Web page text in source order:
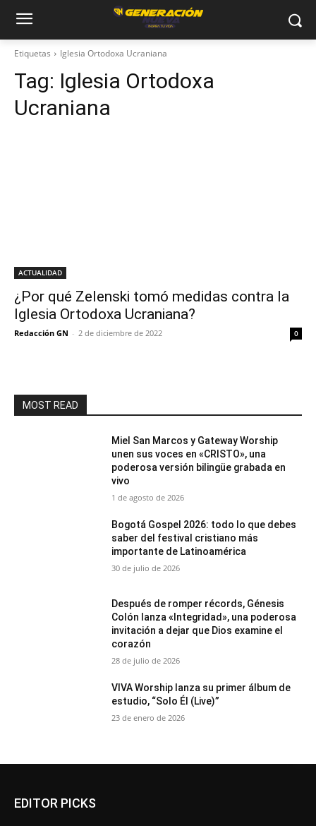
Etiquetas Iglesia Ortodoxa Ucraniana
Tag: Iglesia Ortodoxa
Ucraniana
ACTUALIDAD
¿Por qué Zelenski tomó medidas contra la
Iglesia Ortodoxa Ucraniana?
Redacción GN - 2 de diciembre de 2022 0
MOST READ
Miel San Marcos y Gateway Worship
unen sus voces en «CRISTO», una
poderosa versión bilingüe grabada en
vivo
1 de agosto de 2026
Bogotá Gospel 2026: todo lo que debes
saber del festival cristiano más
importante de Latinoamérica
30 de julio de 2026
Después de romper récords, Génesis
Colón lanza «Integridad», una poderosa
invitación a dejar que Dios examine el
corazón
28 de julio de 2026
VIVA Worship lanza su primer álbum de
estudio, “Solo Él (Live)”
23 de enero de 2026
EDITOR PICKS